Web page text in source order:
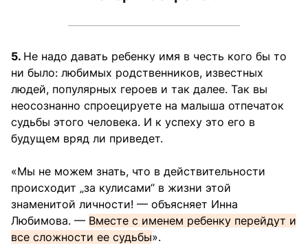
5. Не надо давать ребенку имя в честь кого бы то
ни было: любимых родственников, известных
людей, популярных героев и так далее. Так вы
неосознанно спроецируете на малыша отпечаток
судьбы этого человека. И к успеху это его в
будущем вряд ли приведет.
«Мы не можем знать, что в действительности
происходит „за кулисами“ в жизни этой
знаменитой личности! — объясняет Инна
Любимова. — Вместе с именем ребенку перейдут и
все сложности ее судьбы».